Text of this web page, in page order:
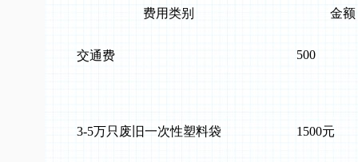
费用类别 金额
交通费 500
3-5万只废旧一次性塑料袋 1500元